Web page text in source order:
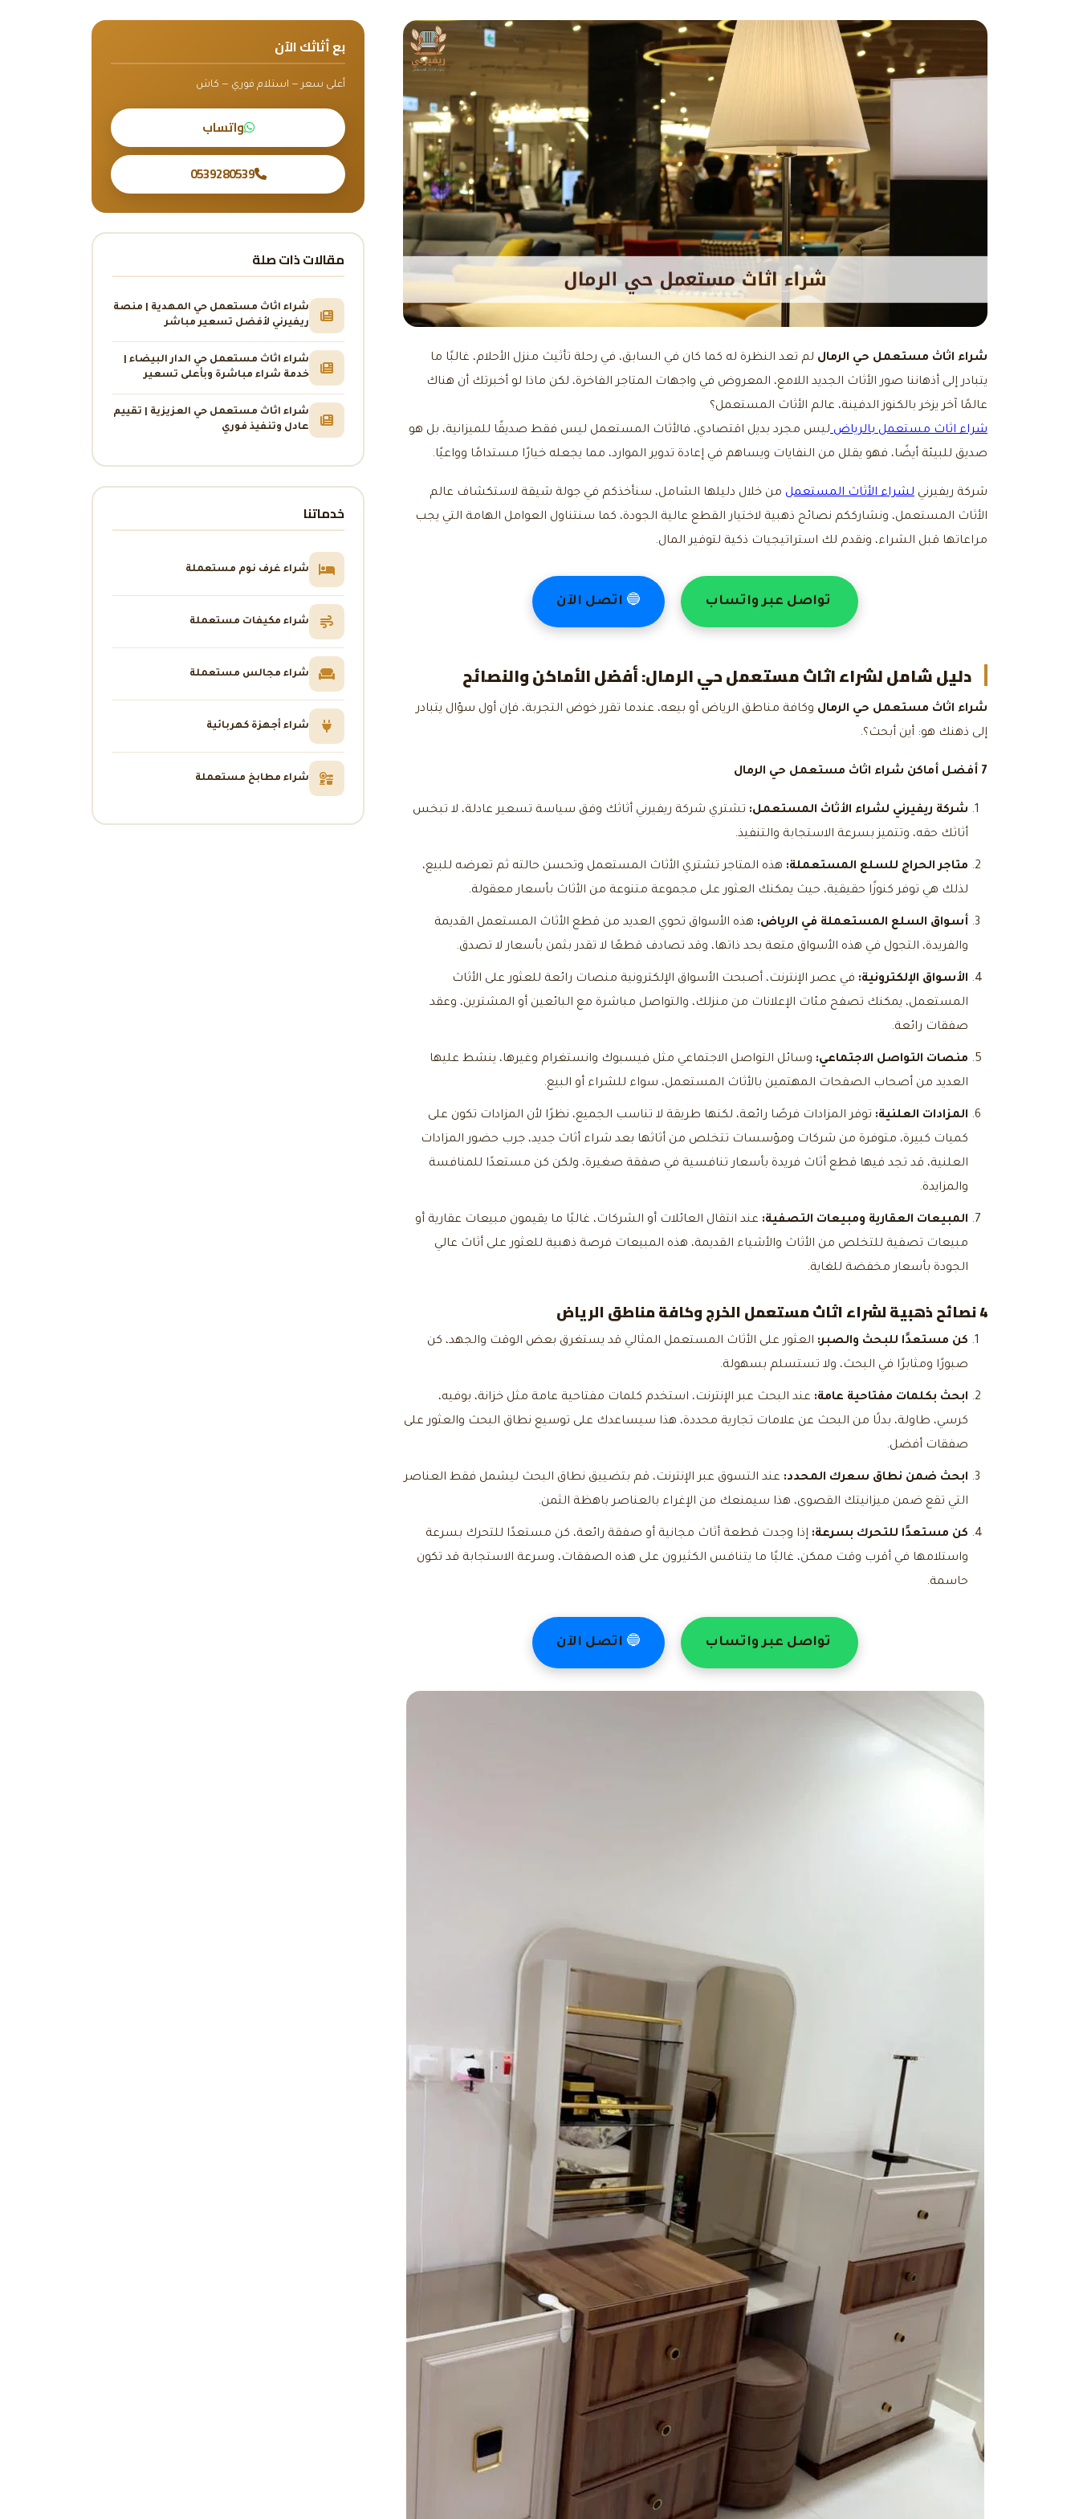
شراء اثاث مستعمل حي الرمال لم تعد النظرة له كما كان في السابق، في رحلة تأثيث منزل الأحلام، غالبًا ما
يتبادر إلى أذهاننا صور الأثاث الجديد اللامع، المعروض في واجهات المتاجر الفاخرة، لكن ماذا لو أخبرتك أن هناك
عالمًا آخر يزخر بالكنوز الدفينة، عالم الأثاث المستعمل؟
شراء اثاث مستعمل بالرياضليس مجرد بديل اقتصادي، فالأثاث المستعمل ليس فقط صديقًا للميزانية، بل هو
صديق للبيئة أيضًا، فهو يقلل من النفايات ويساهم في إعادة تدوير الموارد، مما يجعله خيارًا مستدامًا وواعيًا.
شركة ريفيرني لشراء الأثاث المستعمل من خلال دليلها الشامل، سنأخذكم في جولة شيقة لاستكشاف عالم
الأثاث المستعمل، ونشارككم نصائح ذهبية لاختيار القطع عالية الجودة، كما سنتناول العوامل الهامة التي يجب
مراعاتها قبل الشراء، ونقدم لك استراتيجيات ذكية لتوفير المال.
تواصل عبر واتساب 🔵 اتصل الآن
دليل شامل لشراء اثاث مستعمل حي الرمال: أفضل الأماكن والنصائح
شراء اثاث مستعمل حي الرمال وكافة مناطق الرياض أو بيعه، عندما تقرر خوض التجربة، فإن أول سؤال يتبادر
إلى ذهنك هو: أين أبحث؟.
7 أفضل أماكن شراء اثاث مستعمل حي الرمال
شركة ريفيرني لشراء الأثاث المستعمل: تشتري شركة ريفيرني أثاثك وفق سياسة تسعير عادلة، لا تبخس
أثاثك حقه، وتتميز بسرعة الاستجابة والتنفيذ.
متاجر الحراج للسلع المستعملة: هذه المتاجر تشتري الأثاث المستعمل وتحسن حالته ثم تعرضه للبيع،
لذلك هي توفر كنوزًا حقيقية، حيث يمكنك العثور على مجموعة متنوعة من الأثاث بأسعار معقولة.
أسواق السلع المستعملة في الرياض: هذه الأسواق تحوي العديد من قطع الأثاث المستعمل القديمة
والفريدة، التجول في هذه الأسواق متعة بحد ذاتها، وقد تصادف قطعًا لا تقدر بثمن بأسعار لا تصدق.
الأسواق الإلكترونية: في عصر الإنترنت، أصبحت الأسواق الإلكترونية منصات رائعة للعثور على الأثاث
المستعمل، يمكنك تصفح مئات الإعلانات من منزلك، والتواصل مباشرة مع البائعين أو المشترين، وعقد
صفقات رائعة.
منصات التواصل الاجتماعي: وسائل التواصل الاجتماعي مثل فيسبوك وانستغرام وغيرها، ينشط عليها
العديد من أصحاب الصفحات المهتمين بالأثاث المستعمل، سواء للشراء أو البيع.
المزادات العلنية: توفر المزادات فرصًا رائعة، لكنها طريقة لا تناسب الجميع، نظرًا لأن المزادات تكون على
كميات كبيرة، متوفرة من شركات ومؤسسات تتخلص من أثاثها بعد شراء أثاث جديد، جرب حضور المزادات
العلنية، قد تجد فيها قطع أثاث فريدة بأسعار تنافسية في صفقة صغيرة، ولكن كن مستعدًا للمنافسة
والمزايدة.
المبيعات العقارية ومبيعات التصفية: عند انتقال العائلات أو الشركات، غالبًا ما يقيمون مبيعات عقارية أو
مبيعات تصفية للتخلص من الأثاث والأشياء القديمة، هذه المبيعات فرصة ذهبية للعثور على أثاث عالي
الجودة بأسعار مخفضة للغاية.
4 نصائح ذهبية ل شراء اثاث مستعمل الخرجوكافة مناطق الرياض
كن مستعدًا للبحث والصبر: العثور على الأثاث المستعمل المثالي قد يستغرق بعض الوقت والجهد، كن
صبورًا ومثابرًا في البحث، ولا تستسلم بسهولة.
ابحث بكلمات مفتاحية عامة: عند البحث عبر الإنترنت، استخدم كلمات مفتاحية عامة مثل خزانة، بوفيه،
كرسي، طاولة، بدلًا من البحث عن علامات تجارية محددة، هذا سيساعدك على توسيع نطاق البحث والعثور على
صفقات أفضل.
ابحث ضمن نطاق سعرك المحدد: عند التسوق عبر الإنترنت، قم بتضييق نطاق البحث ليشمل فقط العناصر
التي تقع ضمن ميزانيتك القصوى، هذا سيمنعك من الإغراء بالعناصر باهظة الثمن.
كن مستعدًا للتحرك بسرعة: إذا وجدت قطعة أثاث مجانية أو صفقة رائعة، كن مستعدًا للتحرك بسرعة
واستلامها في أقرب وقت ممكن، غالبًا ما يتنافس الكثيرون على هذه الصفقات، وسرعة الاستجابة قد تكون
حاسمة.
تواصل عبر واتساب 🔵 اتصل الآن
بع أثاثك الآن
أعلى سعر — استلام فوري — كاش
واتساب
0539280539
مقالات ذات صلة
شراء اثاث مستعمل حي المهدية | منصة
ريفيرني لأفضل تسعير مباشر
شراء اثاث مستعمل حي الدار البيضاء |
خدمة شراء مباشرة وبأعلى تسعير
شراء اثاث مستعمل حي العزيزية | تقييم
عادل وتنفيذ فوري
خدماتنا
شراء غرف نوم مستعملة
شراء مكيفات مستعملة
شراء مجالس مستعملة
شراء أجهزة كهربائية
شراء مطابخ مستعملة